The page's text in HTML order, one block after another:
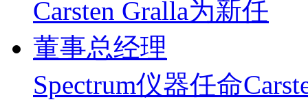
Spectrum仪器任命